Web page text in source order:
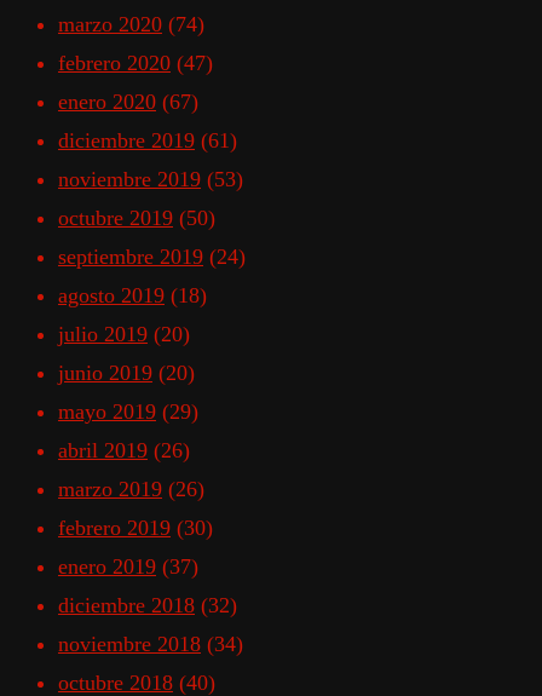
marzo 2020 (74)
febrero 2020 (47)
enero 2020 (67)
diciembre 2019 (61)
noviembre 2019 (53)
octubre 2019 (50)
septiembre 2019 (24)
agosto 2019 (18)
julio 2019 (20)
junio 2019 (20)
mayo 2019 (29)
abril 2019 (26)
marzo 2019 (26)
febrero 2019 (30)
enero 2019 (37)
diciembre 2018 (32)
noviembre 2018 (34)
octubre 2018 (40)